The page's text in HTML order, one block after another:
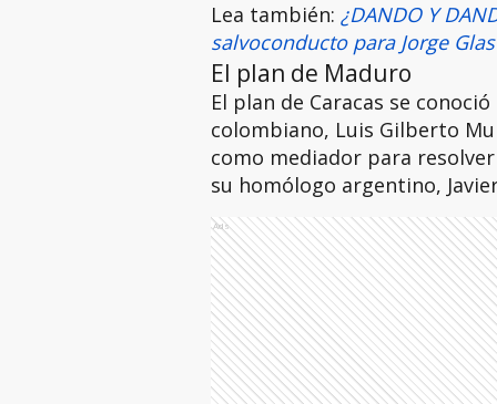
Lea también: ¿DANDO Y
salvoconducto para Jorge Glas
El plan de Maduro
El plan de Caracas se
colombiano, Luis Gilberto
como mediador para
su homólogo argentino,
Ads